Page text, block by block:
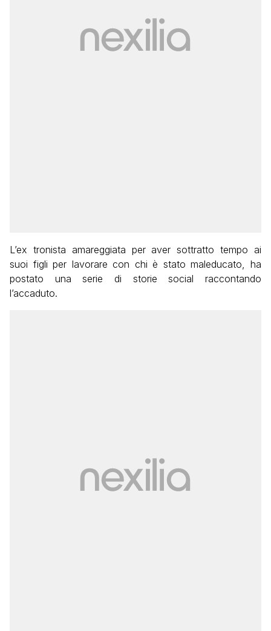
L’ex tronista amareggiata per aver sottratto tempo ai
suoi figli per lavorare con chi è stato maleducato, ha
postato una serie di storie social raccontando
l’accaduto.